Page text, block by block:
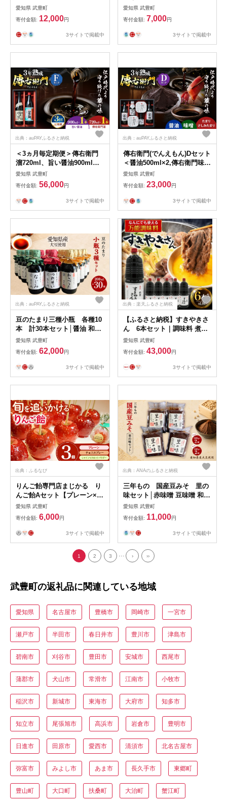
門味噌450g、さしみたまり＞
｜味噌 和食 たまり 醤油 しょ
うゆ 調味料
愛知県 武豊町
寄付金額: 12,000円
3サイトで掲載中
存食
愛知県 武豊町
寄付金額: 7,000円
3サイトで掲載中
出典：auPAYふるさと納税
＜3ヵ月毎定期便＞傳右衛門
溜720ml、旨い醤油900ml
＜傳右衛門Fセット＞全3回｜
味噌 和食 たまり 醤油 しょう
ゆ 調味料
愛知県 武豊町
寄付金額: 56,000円
3サイトで掲載中
出典：auPAYふるさと納税
傳右衛門(でんえもん)Dセット
＜醤油500ml×2,傳右衛門味噌
450g×2,傳右衛門溜200ml,さ
しみたまり＞｜味噌 和食 た
まり 醤油 しょうゆ 調味料
愛知県 武豊町
寄付金額: 23,000円
3サイトで掲載中
出典：auPAYふるさと納税
豆のたまり三種小瓶 各種10
本 計30本セット│醤油 和食
調味料 溜
愛知県 武豊町
寄付金額: 62,000円
3サイトで掲載中
出典：楽天ふるさと納税
【ふるさと納税】すきやきさ
ん 6本セット｜調味料 煮物
焼き物 醸造 和食 愛知県 武豊
愛知県 武豊町
寄付金額: 43,000円
3サイトで掲載中
出典：ふるなび
りんご飴専門店まじかる り
んご飴Aセット【プレーン×1,
チョコスプレー×1,シャイン
マスカットパウダー×1】│リ
ンゴ 林檎 お祭り
愛知県 武豊町
寄付金額: 6,000円
3サイトで掲載中
出典：ANAのふるさと納税
三年もの 国産豆みそ 里の
味セット│赤味噌 豆味噌 和食
調味料 味噌汁 みそ汁
愛知県 武豊町
寄付金額: 11,000円
3サイトで掲載中
1 2 3 › ››
武豊町の返礼品に関連している地域
愛知県 名古屋市 豊橋市 岡崎市 一宮市
瀬戸市 半田市 春日井市 豊川市 津島市
碧南市 刈谷市 豊田市 安城市 西尾市
蒲郡市 犬山市 常滑市 江南市 小牧市
稲沢市 新城市 東海市 大府市 知多市
知立市 尾張旭市 高浜市 岩倉市 豊明市
日進市 田原市 愛西市 清須市 北名古屋市
弥富市 みよし市 あま市 長久手市 東郷町
豊山町 大口町 扶桑町 大治町 蟹江町